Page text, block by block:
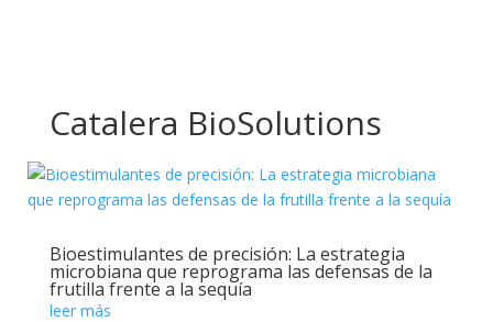
Catalera BioSolutions
Bioestimulantes de precisión: La estrategia
microbiana que reprograma las defensas de la
frutilla frente a la sequía
leer más